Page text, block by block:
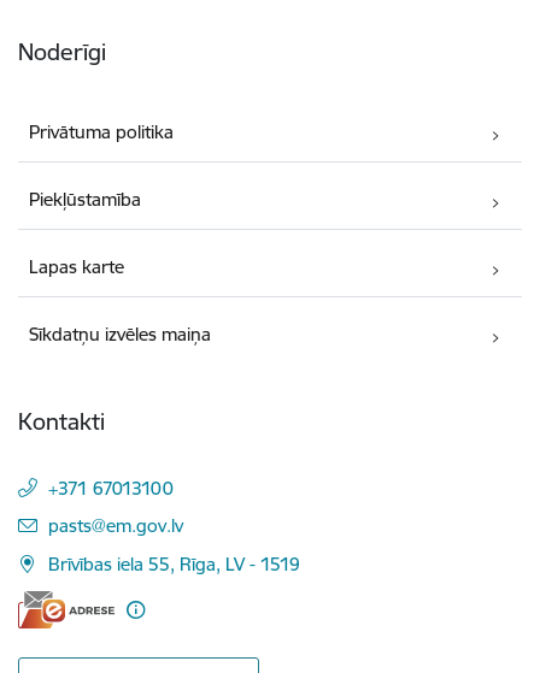
Noderīgi
Privātuma politika
Piekļūstamība
Lapas karte
Sīkdatņu izvēles maiņa
Kontakti
+371 67013100
E-pasts:
pasts@em.gov.lv
Brīvības iela 55, Rīga, LV - 1519